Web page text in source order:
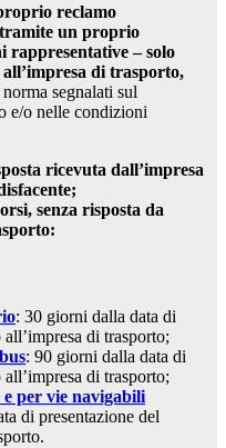
reclamo
un proprio
rappresentative – solo
di trasporto,
segnalati sul
e/o nelle condizioni
ricevuta dall’impresa
senza risposta da
: 30 giorni dalla data di
di trasporto;
: 90 giorni dalla data di
di trasporto;
per vie navigabili
di presentazione del